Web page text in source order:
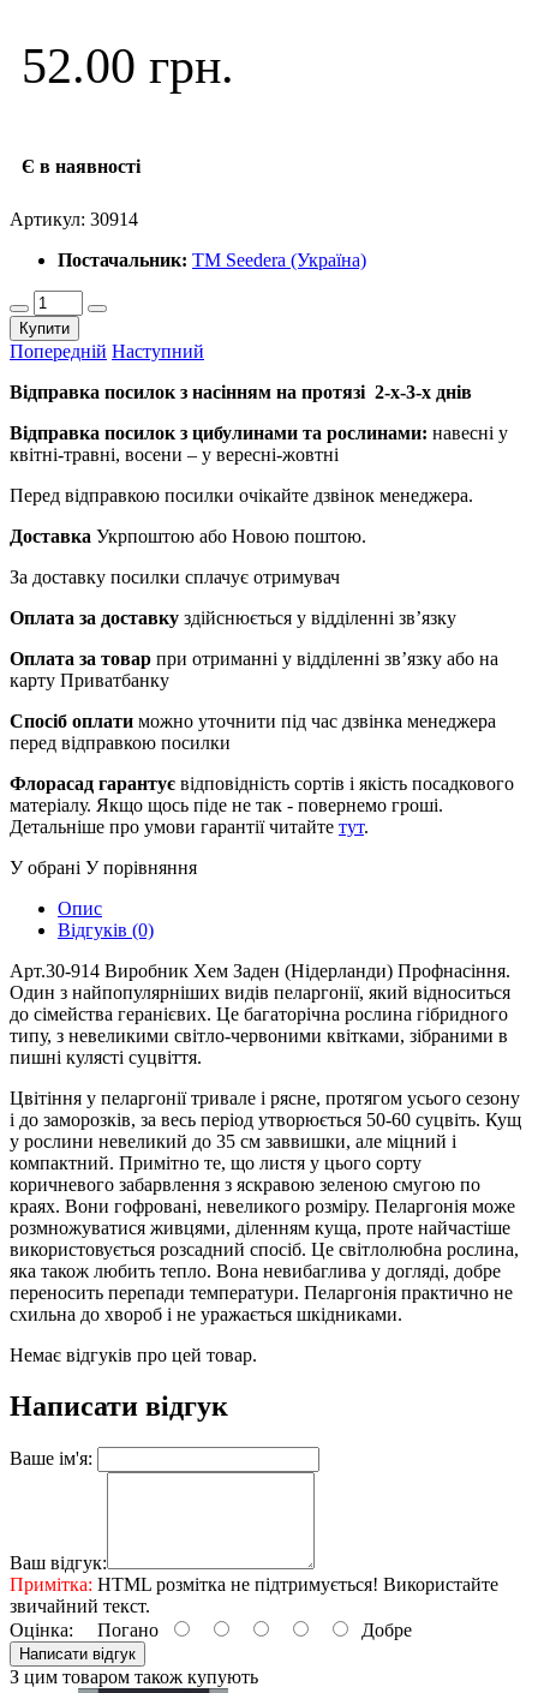
52.00 грн.
Є в наявності
Артикул: 30914
Постачальник: ТМ Seedera (Україна)
Купити
Попередній Наступний
Відправка посилок з насінням на протязі 2-х-3-х днів
Відправка посилок з цибулинами та рослинами: навесні у
квітні-травні, восени – у вересні-жовтні
Перед відправкою посилки очікайте дзвінок менеджера.
Доставка Укрпоштою або Новою поштою.
За доставку посилки сплачує отримувач
Оплата за доставку здійснюється у відділенні зв’язку
Оплата за товар при отриманні у відділенні зв’язку або на
карту Приватбанку
Спосіб оплати можно уточнити під час дзвінка менеджера
перед відправкою посилки
Флорасад гарантує відповідність сортів і якість посадкового
матеріалу. Якщо щось піде не так - повернемо гроші.
Детальніше про умови гарантії читайте тут.
У обрані У порівняння
Опис
Відгуків (0)
Арт.30-914 Виробник Хем Заден (Нідерланди) Профнасіння.
Один з найпопулярніших видів пеларгонії, який відноситься
до сімейства геранієвих. Це багаторічна рослина гібридного
типу, з невеликими світло-червоними квітками, зібраними в
пишні кулясті суцвіття.
Цвітіння у пеларгонії тривале і рясне, протягом усього сезону
і до заморозків, за весь період утворюється 50-60 суцвіть. Кущ
у рослини невеликий до 35 см заввишки, але міцний і
компактний. Примітно те, що листя у цього сорту
коричневого забарвлення з яскравою зеленою смугою по
краях. Вони гофровані, невеликого розміру. Пеларгонія може
розмножуватися живцями, діленням куща, проте найчастіше
використовується розсадний спосіб. Це світлолюбна рослина,
яка також любить тепло. Вона невибаглива у догляді, добре
переносить перепади температури. Пеларгонія практично не
схильна до хвороб і не уражається шкідниками.
Немає відгуків про цей товар.
Написати відгук
Ваше ім'я:
Ваш відгук:
Примітка: HTML розмітка не підтримується! Використайте
звичайний текст.
Оцінка: Погано Добре
Написати відгук
З цим товаром також купують